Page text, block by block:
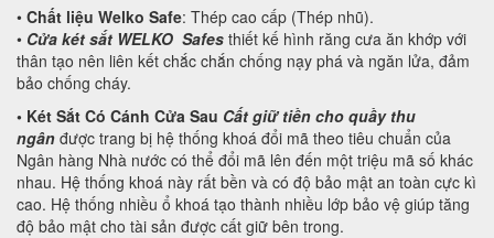
• Chất liệu Welko Safe: Thép cao cấp (Thép nhũ).
• Cửa két sắt WELKO Safes thiết kế hình răng cưa ăn khớp với
thân tạo nên liên kết chắc chắn chống nạy phá và ngăn lửa, đảm
bảo chống cháy.
• Két Sắt Có Cánh Cửa Sau Cất giữ tiền cho quầy thu
ngân được trang bị hệ thống khoá đổi mã theo tiêu chuẩn của
Ngân hàng Nhà nước có thể đổi mã lên đến một triệu mã số khác
nhau. Hệ thống khoá này rất bền và có độ bảo mật an toàn cực kì
cao. Hệ thống nhiều ổ khoá tạo thành nhiều lớp bảo vệ giúp tăng
độ bảo mật cho tài sản được cất giữ bên trong.